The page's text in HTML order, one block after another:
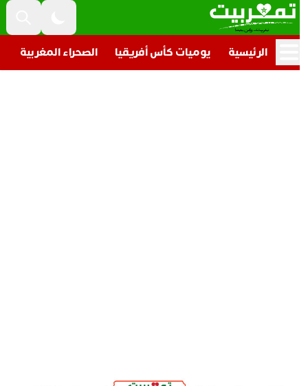
الرئيسية يوميات كأس أفريقيا الصحراء المغربية